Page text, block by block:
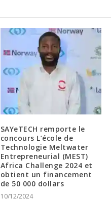
SAYeTECH remporte le
concours L’école de
Technologie Meltwater
Entrepreneurial (MEST)
Africa Challenge 2024 et
obtient un financement
de 50 000 dollars
10/12/2024